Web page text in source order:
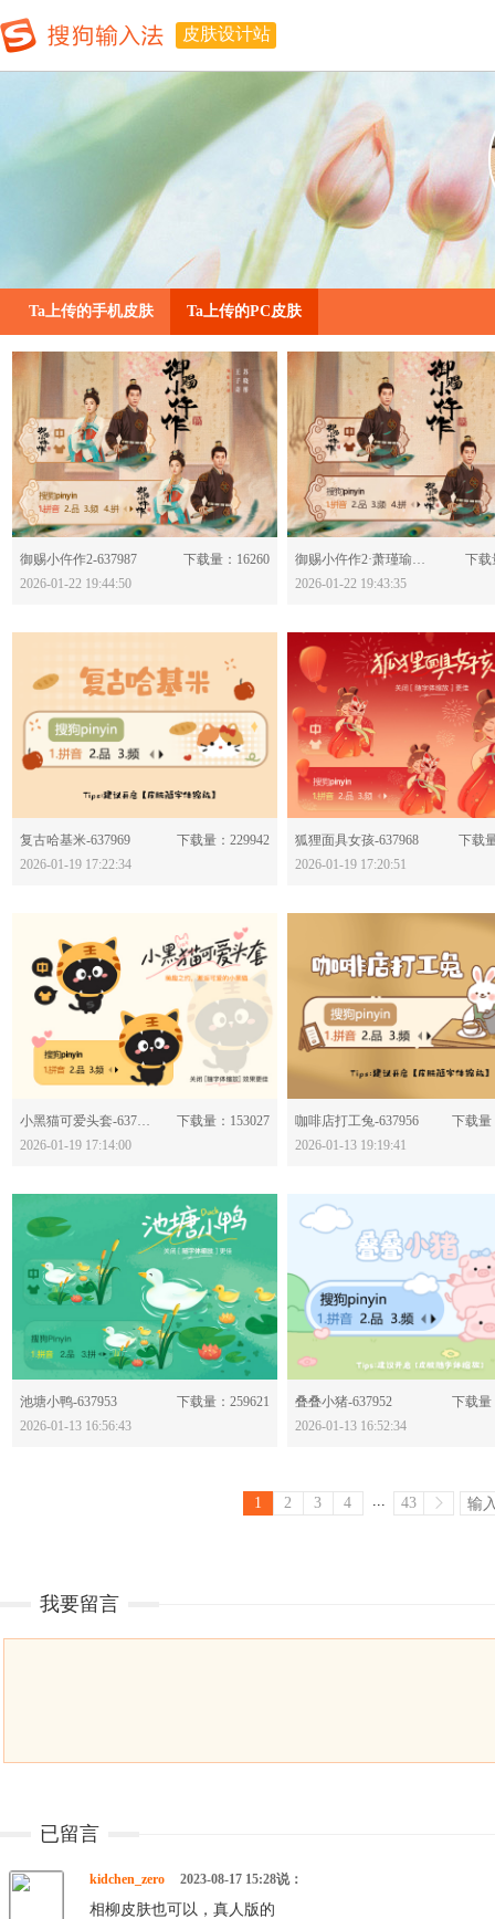
皮肤设计站
Ta上传的手机皮肤 Ta上传的PC皮肤
分享：
御赐小仵作2-637987
下载量：16260
2026-01-22 19:44:50
分享：
御赐小仵作2·萧瑾瑜-637986
下载
2026-01-22 19:43:35
分享：
复古哈基米-637969
下载量：229942
2026-01-19 17:22:34
分享：
狐狸面具女孩-637968
下载
2026-01-19 17:20:51
分享：
小黑猫可爱头套-637966
下载量：153027
2026-01-19 17:14:00
分享：
咖啡店打工兔-637956
下载量
2026-01-13 19:19:41
分享：
池塘小鸭-637953
下载量：259621
2026-01-13 16:56:43
分享：
叠叠小猪-637952
下载量
2026-01-13 16:52:34
1 2 3 4 ... 43
我要留言
已留言
kidchen_zero 2023-08-17 15:28说：
相柳皮肤也可以，真人版的